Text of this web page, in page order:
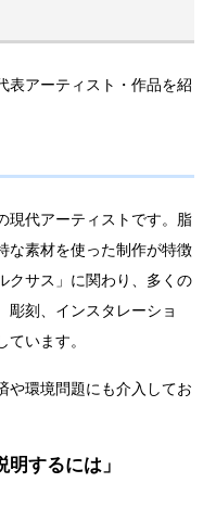
表アーティスト・作品を紹
現代アーティストです。脂
な素材を使った制作が特徴
クサス」に関わり、多くの
彫刻、インスタレーショ
います。
や環境問題にも介入してお
するには」